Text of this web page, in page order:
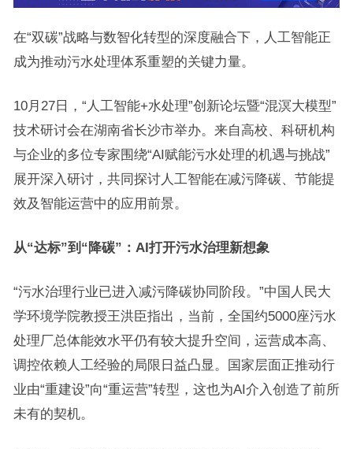
在“双碳”战略与数智化转型的深度融合下，人工智能正
成为推动污水处理体系重塑的关键力量。
10月27日，“人工智能+水处理”创新论坛暨“混溟大模型”
技术研讨会在湖南省长沙市举办。来自高校、科研机构
与企业的多位专家围绕“AI赋能污水处理的机遇与挑战”
展开深入研讨，共同探讨人工智能在减污降碳、节能提
效及智能运营中的应用前景。
从“达标”到“降碳”：AI打开污水治理新想象
“污水治理行业已进入减污降碳协同阶段。”中国人民大
学环境学院教授王洪臣指出，当前，全国约5000座污水
处理厂总体能效水平仍有较大提升空间，运营成本高、
调控依赖人工经验的局限日益凸显。国家层面正推动行
业由“重建设”向“重运营”转型，这也为AI介入创造了前所
未有的契机。